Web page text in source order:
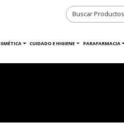
CUIDADO E HIGIENE PARAFARMACIA